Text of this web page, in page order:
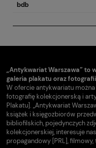
bdb
„Antykwariat Warszawa” to
galeria plakatu oraz
W ofercie antykwariatu
fotografię kolekcjonerską i
Plakatu]. „Antykwariat
książek i księgozbiorów
bibliofilskich, pojedynczych
kolekcjonerskiej, interesuje
propagandowy [PRL],